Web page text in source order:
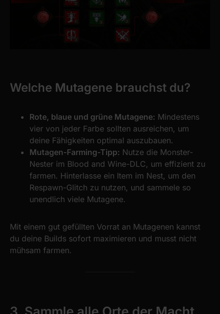
Welche Mutagene brauchst du?
Rote, blaue und grüne Mutagene: Mindestens
vier von jeder Farbe sollten ausreichen, um
deine Fähigkeiten optimal auszubauen.
Mutagen-Farming-Tipp: Nutze die Monster-
Nester im Blood and Wine-DLC, um effizient zu
farmen. Hinterlasse ein Item im Nest, um den
Respawn-Glitch zu nutzen, und sammele so
unendlich viele Mutagene.
Mit einem gut gefüllten Vorrat an Mutagenen kannst
du deine Builds sofort maximieren und musst nicht
mühsam farmen.